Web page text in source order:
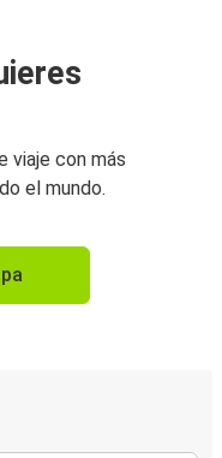
viaje con más
el mundo.